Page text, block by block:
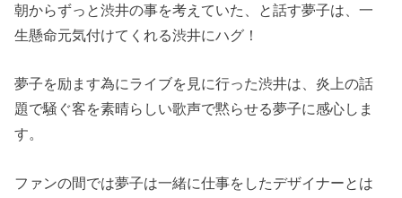
朝からずっと渋井の事を考えていた、と話す夢子は、一
生懸命元気付けてくれる渋井にハグ！
夢子を励ます為にライブを見に行った渋井は、炎上の話
題で騒ぐ客を素晴らしい歌声で黙らせる夢子に感心しま
す。
ファンの間では夢子は一緒に仕事をしたデザイナーとは